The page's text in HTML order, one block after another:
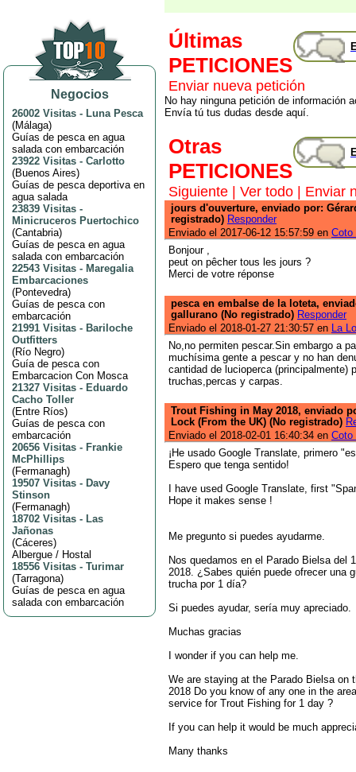
Negocios
26002 Visitas - Luna Pesca
(Málaga)
Guías de pesca en agua
salada con embarcación
23922 Visitas - Carlotto
(Buenos Aires)
Guías de pesca deportiva en
agua salada
23839 Visitas -
Minicruceros Puertochico
(Cantabria)
Guías de pesca en agua
salada con embarcación
22543 Visitas - Maregalia
Embarcaciones
(Pontevedra)
Guías de pesca con
embarcación
21991 Visitas - Bariloche
Outfitters
(Río Negro)
Guía de pesca con
Embarcacion Con Mosca
21327 Visitas - Eduardo
Cacho Toller
(Entre Ríos)
Guías de pesca con
embarcación
20656 Visitas - Frankie
McPhillips
(Fermanagh)
19507 Visitas - Davy
Stinson
(Fermanagh)
18702 Visitas - Las
Jañonas
(Cáceres)
Albergue / Hostal
18556 Visitas - Turimar
(Tarragona)
Guías de pesca en agua
salada con embarcación
Últimas
PETICIONES
Enviar nueva petición
No hay ninguna petición de información
Envía tú tus dudas desde aquí.
Otras
PETICIONES
Siguiente | Ver todo | Enviar
jours d'ouverture, enviado por:
registrado) Responder
Enviado el 2017-06-12 15:57:59 en Coto
Bonjour ,
peut on pêcher tous les jours ?
Merci de votre réponse
pesca en embalse de la loteta,
gallurano (No registrado) Responder
Enviado el 2018-01-27 21:30:57 en La
No,no permiten pescar.Sin embargo a
muchísima gente a pescar y no han
cantidad de lucioperca (principalmente)
truchas,percas y carpas.
Trout Fishing in May 2018, enviado
Lock (From the UK) (No registrado)
Enviado el 2018-02-01 16:40:34 en Coto
¡He usado Google Translate, primero
Espero que tenga sentido!
I have used Google Translate, first
Hope it makes sense !
Me pregunto si puedes ayudarme.
Nos quedamos en el Parado Bielsa del
2018. ¿Sabes quién puede ofrecer una
trucha por 1 día?
Si puedes ayudar, sería muy apreciado.
Muchas gracias
I wonder if you can help me.
We are staying at the Parado Bielsa on
2018 Do you know of any one in the
service for Trout Fishing for 1 day ?
If you can help it would be much
Many thanks